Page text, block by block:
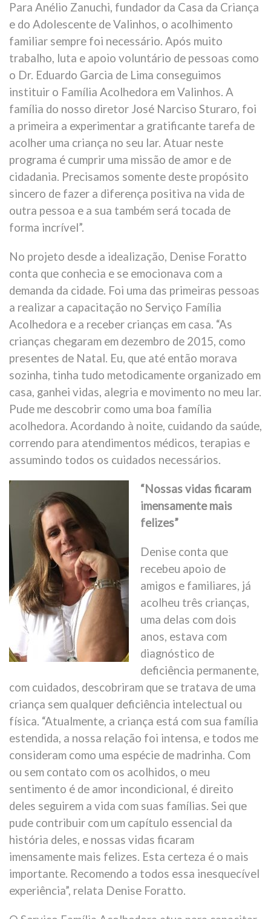
Para Anélio Zanuchi, fundador da Casa da Criança
e do Adolescente de Valinhos, o acolhimento
familiar sempre foi necessário. Após muito
trabalho, luta e apoio voluntário de pessoas como
o Dr. Eduardo Garcia de Lima conseguimos
instituir o Família Acolhedora em Valinhos. A
família do nosso diretor José Narciso Sturaro, foi
a primeira a experimentar a gratificante tarefa de
acolher uma criança no seu lar. Atuar neste
programa é cumprir uma missão de amor e de
cidadania. Precisamos somente deste propósito
sincero de fazer a diferença positiva na vida de
outra pessoa e a sua também será tocada de
forma incrível”.
No projeto desde a idealização, Denise Foratto
conta que conhecia e se emocionava com a
demanda da cidade. Foi uma das primeiras pessoas
a realizar a capacitação no Serviço Família
Acolhedora e a receber crianças em casa. “As
crianças chegaram em dezembro de 2015, como
presentes de Natal. Eu, que até então morava
sozinha, tinha tudo metodicamente organizado em
casa, ganhei vidas, alegria e movimento no meu lar.
Pude me descobrir como uma boa família
acolhedora. Acordando à noite, cuidando da saúde,
correndo para atendimentos médicos, terapias e
assumindo todos os cuidados necessários.
“Nossas vidas ficaram
imensamente mais
felizes”
Denise conta que
recebeu apoio de
amigos e familiares, já
acolheu três crianças,
uma delas com dois
anos, estava com
diagnóstico de
deficiência permanente,
com cuidados, descobriram que se tratava de uma
criança sem qualquer deficiência intelectual ou
física. “Atualmente, a criança está com sua família
estendida, a nossa relação foi intensa, e todos me
consideram como uma espécie de madrinha. Com
ou sem contato com os acolhidos, o meu
sentimento é de amor incondicional, é direito
deles seguirem a vida com suas famílias. Sei que
pude contribuir com um capítulo essencial da
história deles, e nossas vidas ficaram
imensamente mais felizes. Esta certeza é o mais
importante. Recomendo a todos essa inesquecível
experiência”, relata Denise Foratto.